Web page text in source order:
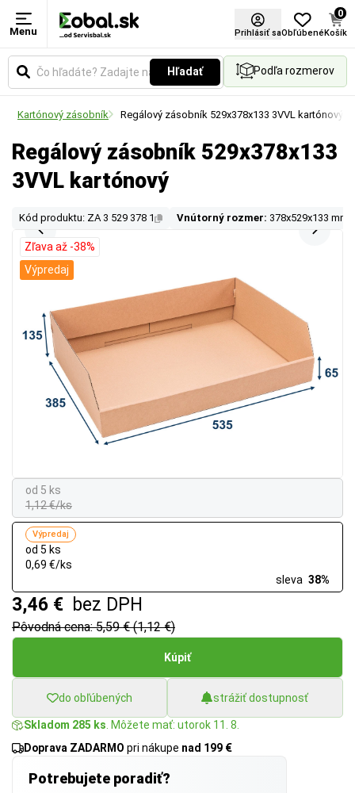
Menu Prihlásiť saObľúbené
0
Košík
Hľadať Podľa rozmerov
Kartónový zásobník Regálový zásobník 529x378x133 3VVL kartónový
Regálový zásobník 529x378x133
3VVL kartónový
Kód produktu: ZA 3 529 378 1 Vnútorný rozmer: 378x529x133 mm
od 5 ks
1,12 €/ks
od 5 ks
Výpredaj
0,69 €/ks
sleva 38%
3,46 € bez DPH
Pôvodná cena: 5,59 € (1,12 €)
Kúpiť
do obľúbených strážiť dostupnosť
Skladom 285 ks . Môžete mať: utorok 11. 8.
Doprava ZADARMO pri nákupe nad 199 €
Potrebujete poradiť?
Zľava až -38%
Výpredaj